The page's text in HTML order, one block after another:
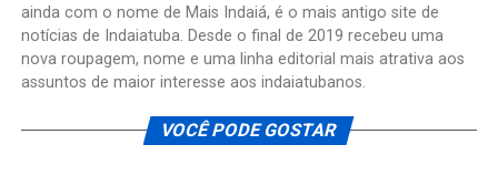
ainda com o nome de Mais Indaiá, é o mais antigo site de
notícias de Indaiatuba. Desde o final de 2019 recebeu uma
nova roupagem, nome e uma linha editorial mais atrativa aos
assuntos de maior interesse aos indaiatubanos.
VOCÊ PODE GOSTAR